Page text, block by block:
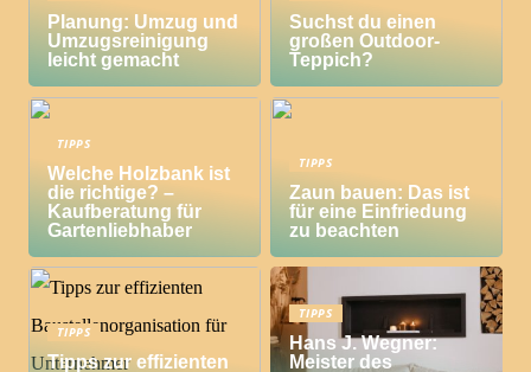
Planung: Umzug und
Umzugsreinigung
leicht gemacht
Suchst du einen
großen Outdoor-
Teppich?
TIPPS
Welche Holzbank ist
die richtige? –
Kaufberatung für
Gartenliebhaber
TIPPS
Zaun bauen: Das ist
für eine Einfriedung
zu beachten
TIPPS
Tipps zur effizienten
TIPPS
Hans J. Wegner:
Meister des